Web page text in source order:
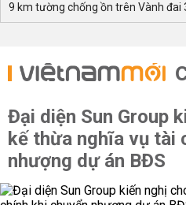
9 km tường chống ồn trên Vành đai
Đại diện Sun Group
kế thừa nghĩa vụ tài
nhượng dự án BĐS